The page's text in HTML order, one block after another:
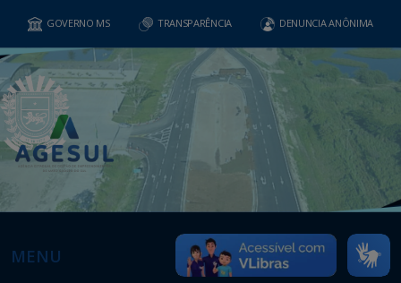
GOVERNO MS TRANSPARÊNCIA DENUNCIA ANÔNIMA
MENU